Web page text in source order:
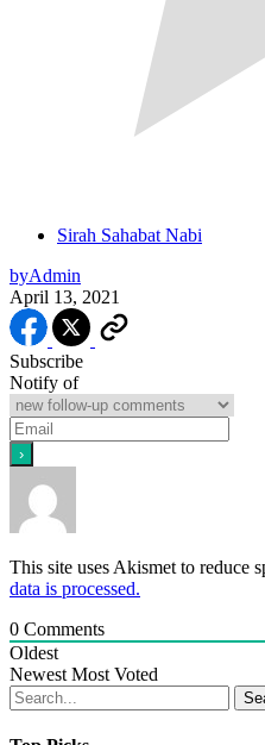
Sirah Sahabat Nabi
byAdmin
April 13, 2021
Subscribe
Notify of
This site uses Akismet to reduce
data is processed.
0 Comments
Oldest
Newest Most Voted